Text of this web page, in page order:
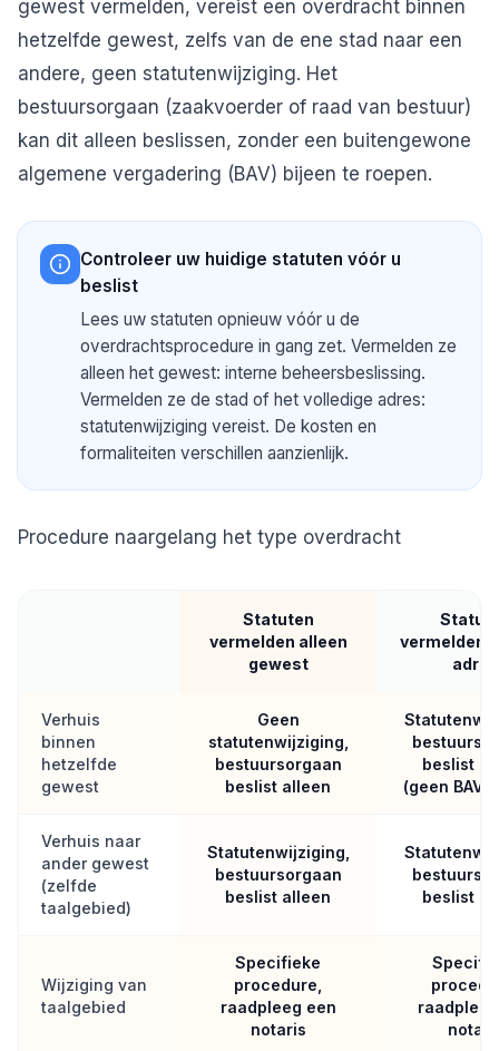
gewest vermelden, vereist een overdracht binnen
hetzelfde gewest, zelfs van de ene stad naar een
andere, geen statutenwijziging. Het
bestuursorgaan (zaakvoerder of raad van bestuur)
kan dit alleen beslissen, zonder een buitengewone
algemene vergadering (BAV) bijeen te roepen.
Controleer uw huidige statuten vóór u
beslist
Lees uw statuten opnieuw vóór u de
overdrachtsprocedure in gang zet. Vermelden ze
alleen het gewest: interne beheersbeslissing.
Vermelden ze de stad of het volledige adres:
statutenwijziging vereist. De kosten en
formaliteiten verschillen aanzienlijk.
Procedure naargelang het type overdracht
Statuten
vermelden alleen
gewest
vermelden
adres
Verhuis
binnen
hetzelfde
gewest
Geen
statutenwijziging,
bestuursorgaan
beslist alleen
beslist
(geen BAV
Verhuis naar
ander gewest
(zelfde
taalgebied)
Statutenwijziging,
bestuursorgaan
beslist alleen
beslist
Wijziging van
taalgebied
Specifieke
procedure,
raadpleeg een
notaris